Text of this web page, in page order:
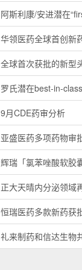
阿斯利康/安进潜在
华领医药全球首创新
全球首次获批的新型
罗氏潜在best-in-
9月CDE药审分析
亚盛医药多项药物审
辉瑞「氯苯唑酸软胶
正大天晴内分泌领域
恒瑞医药多款新药获
礼来制药和信达生物